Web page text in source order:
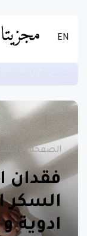
EN
الصفحة
فقدان
ادوية